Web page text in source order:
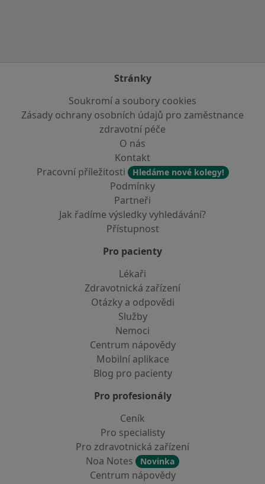
Stránky
Soukromí a soubory cookies
Zásady ochrany osobních údajů pro zaměstnance
zdravotní péče
O nás
Kontakt
Pracovní příležitosti
Hledáme nové kolegy!
Podmínky
Partneři
Jak řadíme výsledky vyhledávání?
Přístupnost
Pro pacienty
Lékaři
Zdravotnická zařízení
Otázky a odpovědi
Služby
Nemoci
Centrum nápovědy
Mobilní aplikace
Blog pro pacienty
Pro profesionály
Ceník
Pro specialisty
Pro zdravotnická zařízení
Noa Notes
Novinka
Centrum nápovědy